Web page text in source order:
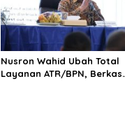
Nusron Wahid Ubah Total
Layanan ATR/BPN, Berkas